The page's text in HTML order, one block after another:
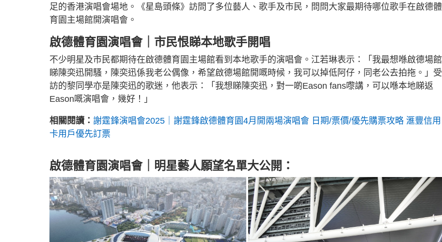
%
i
g
T
e
c
足的香港演唱會場地。《星島頭條》訪問了多位藝人、歌手及市民，問問大家最期待哪位歌手在啟德體
育園主場館開演唱會。
啟德體育園演唱會｜市民恨睇本地歌手開唱
不少明星及市民都期待在啟德體育園主場館看到本地歌手的演唱會。江若琳表示：「我最想喺啟德場館
睇陳奕迅開騷，陳奕迅係我老公偶像，希望啟德場館開嘅時候，我可以掉低阿仔，同老公去拍拖。」受
訪的黎同學亦是陳奕迅的歌迷，他表示：「我想睇陳奕迅，對一啲Eason fans嚟講，可以喺本地睇返
Eason嘅演唱會，幾好！」
相關閱讀： 謝霆鋒演唱會2025｜謝霆鋒啟德體育園4月開兩場演唱會 日期/票價/優先購票攻略 滙豐信用
卡用戶優先訂票
啟德體育園演唱會｜明星藝人願望名單大公開：